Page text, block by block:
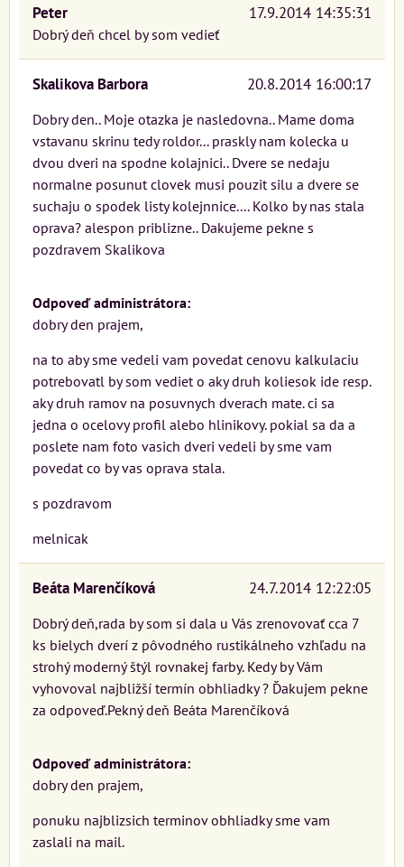
Peter 17.9.2014 14:35:31
Dobrý deň chcel by som vedieť
Skalikova Barbora 20.8.2014 16:00:17
Dobry den.. Moje otazka je nasledovna.. Mame doma
vstavanu skrinu tedy roldor... praskly nam kolecka u
dvou dveri na spodne kolajnici.. Dvere se nedaju
normalne posunut clovek musi pouzit silu a dvere se
suchaju o spodek listy kolejnnice.... Kolko by nas stala
oprava? alespon priblizne.. Dakujeme pekne s
pozdravem Skalikova
Odpoveď administrátora:
dobry den prajem,
na to aby sme vedeli vam povedat cenovu kalkulaciu
potrebovatl by som vediet o aky druh koliesok ide resp.
aky druh ramov na posuvnych dverach mate. ci sa
jedna o ocelovy profil alebo hlinikovy. pokial sa da a
poslete nam foto vasich dveri vedeli by sme vam
povedat co by vas oprava stala.
s pozdravom
melnicak
Beáta Marenčíková 24.7.2014 12:22:05
Dobrý deň,rada by som si dala u Vás zrenovovať cca 7
ks bielych dverí z pôvodného rustikálneho vzhľadu na
strohý moderný štýl rovnakej farby. Kedy by Vám
vyhovoval najbližší termín obhliadky ? Ďakujem pekne
za odpoveď.Pekný deň Beáta Marenčíková
Odpoveď administrátora:
dobry den prajem,
ponuku najblizsich terminov obhliadky sme vam
zaslali na mail.